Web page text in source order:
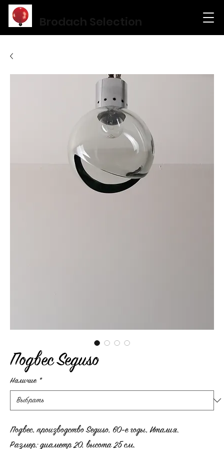
Brodach Selection
Подвес Seguso
Наличие *
Подвес, производство Seguso, 60-е годы, Италия.
Размер: диаметр 20, высота 25 см.